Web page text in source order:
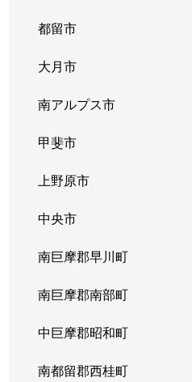
都留市
大月市
南アルプス市
甲斐市
上野原市
中央市
南巨摩郡早川町
南巨摩郡南部町
中巨摩郡昭和町
南都留郡西桂町